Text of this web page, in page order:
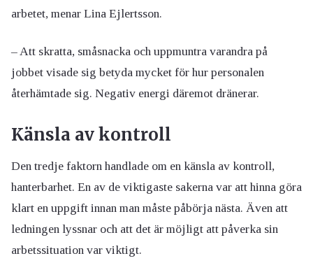
arbetet, menar Lina Ejlertsson.
– Att skratta, småsnacka och uppmuntra varandra på
jobbet visade sig betyda mycket för hur personalen
återhämtade sig. Negativ energi däremot dränerar.
Känsla av kontroll
Den tredje faktorn handlade om en känsla av kontroll,
hanterbarhet. En av de viktigaste sakerna var att hinna göra
klart en uppgift innan man måste påbörja nästa. Även att
ledningen lyssnar och att det är möjligt att påverka sin
arbetssituation var viktigt.